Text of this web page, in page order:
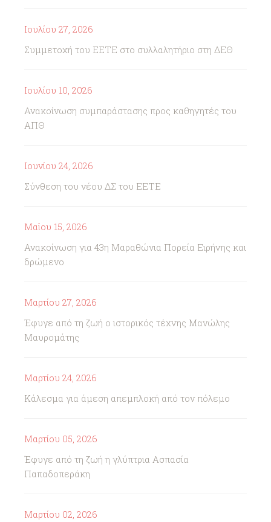
Ιουλίου 27, 2026
Συμμετοχή του ΕΕΤΕ στο συλλαλητήριο στη ΔΕΘ
Ιουλίου 10, 2026
Ανακοίνωση συμπαράστασης προς καθηγητές του
ΑΠΘ
Ιουνίου 24, 2026
Σύνθεση του νέου ΔΣ του ΕΕΤΕ
Μαΐου 15, 2026
Ανακοίνωση για 43η Μαραθώνια Πορεία Ειρήνης και
δρώμενο
Μαρτίου 27, 2026
Έφυγε από τη ζωή ο ιστορικός τέχνης Μανώλης
Μαυρομάτης
Μαρτίου 24, 2026
Κάλεσμα για άμεση απεμπλοκή από τον πόλεμο
Μαρτίου 05, 2026
Έφυγε από τη ζωή η γλύπτρια Ασπασία
Παπαδοπεράκη
Μαρτίου 02, 2026